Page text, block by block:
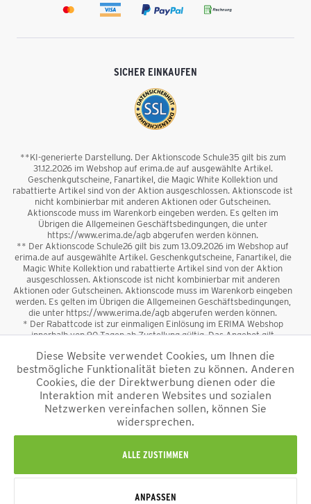
SICHER EINKAUFEN
**KI-generierte Darstellung. Der Aktionscode Schule35 gilt bis zum
31.12.2026 im Webshop auf erima.de auf ausgewählte Artikel.
Geschenkgutscheine, Fanartikel, die Magic White Kollektion und
rabattierte Artikel sind von der Aktion ausgeschlossen. Aktionscode ist
nicht kombinierbar mit anderen Aktionen oder Gutscheinen.
Aktionscode muss im Warenkorb eingeben werden. Es gelten im
Übrigen die Allgemeinen Geschäftsbedingungen, die unter
https://www.erima.de/agb abgerufen werden können.
** Der Aktionscode Schule26 gilt bis zum 13.09.2026 im Webshop auf
erima.de auf ausgewählte Artikel. Geschenkgutscheine, Fanartikel, die
Magic White Kollektion und rabattierte Artikel sind von der Aktion
ausgeschlossen. Aktionscode ist nicht kombinierbar mit anderen
Aktionen oder Gutscheinen. Aktionscode muss im Warenkorb eingeben
werden. Es gelten im Übrigen die Allgemeinen Geschäftsbedingungen,
die unter https://www.erima.de/agb abgerufen werden können.
* Der Rabattcode ist zur einmaligen Einlösung im ERIMA Webshop
innerhalb von 90 Tagen ab Zustellung gültig. Das Angebot gilt
sowie Geschenkgutscheine sind vom Rabatt ausgeschlossen. Der
Rabattcode ist nicht mit anderen Aktionen oder Gutscheinen
kombinierbar. Der Mindestbestellwert beträgt 50 €
*Alle Preise verstehen sich inkl. Mehrwertsteuer und zzgl.
und ggf. Nachnahmegebühren, wenn nicht anders
beschrieben.
Alle Rechte vorbehalten © 2026
Diese Website verwendet Cookies, um Ihnen die
bestmögliche Funktionalität bieten zu können. Anderen
Cookies, die der Direktwerbung dienen oder die
Interaktion mit anderen Websites und sozialen
Netzwerken vereinfachen sollen, können Sie
widersprechen.